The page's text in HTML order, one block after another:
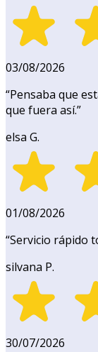
03/08/2026
“Pensaba que
que fuera así.”
elsa G.
01/08/2026
“Servicio rápido
silvana P.
30/07/2026